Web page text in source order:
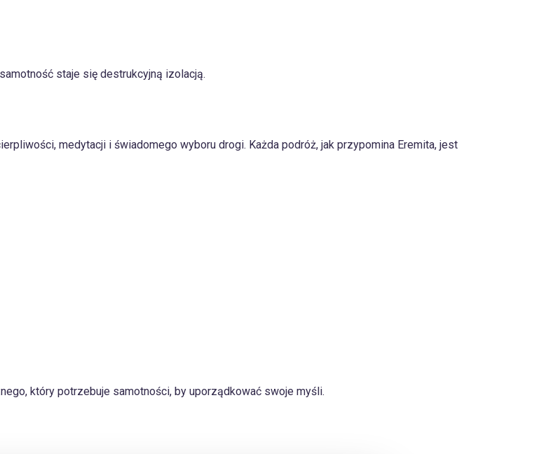
staje się destrukcyjną izolacją.
medytacji i świadomego wyboru drogi. Każda podróż, jak przypomina Eremita, jest
który potrzebuje samotności, by uporządkować swoje myśli.